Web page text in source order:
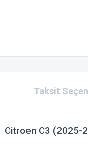
Taksit
Citroen C3 (2025-